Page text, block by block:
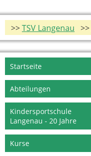
>>TSV Langenau >>
Navigation
überspringen
Startseite
Abteilungen
Kindersportschule
Langenau - 20 Jahre
Kurse